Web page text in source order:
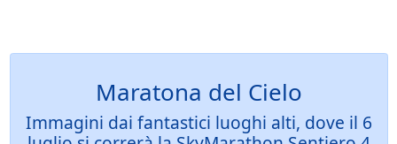
Maratona del Cielo
Immagini dai fantastici luoghi alti, dove il 6